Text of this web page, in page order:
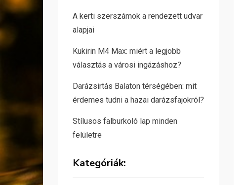
A kerti szerszámok a rendezett udvar
alapjai
Kukirin M4 Max: miért a legjobb
választás a városi ingázáshoz?
Darázsirtás Balaton térségében: mit
érdemes tudni a hazai darázsfajokról?
Stílusos falburkoló lap minden
felületre
Kategóriák: